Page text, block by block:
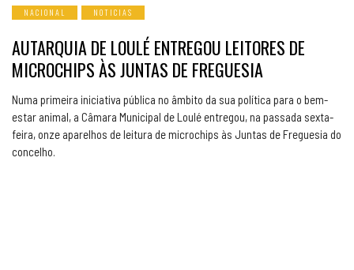
NACIONAL NOTICIAS
AUTARQUIA DE LOULÉ ENTREGOU LEITORES DE
MICROCHIPS ÀS JUNTAS DE FREGUESIA
Numa primeira iniciativa pública no âmbito da sua política para o bem-
estar animal, a Câmara Municipal de Loulé entregou, na passada sexta-
feira, onze aparelhos de leitura de microchips às Juntas de Freguesia do
concelho.